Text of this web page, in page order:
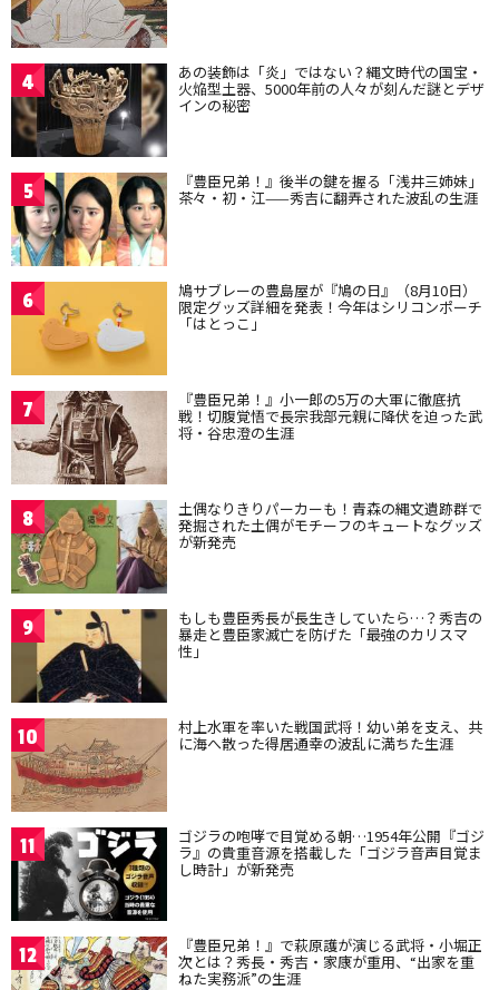
4 あの装飾は「炎」ではない？縄文時代の国宝・
火焔型土器、5000年前の人々が刻んだ謎とデザ
インの秘密
5 『豊臣兄弟！』後半の鍵を握る「浅井三姉妹」
茶々・初・江——秀吉に翻弄された波乱の生涯
6 鳩サブレーの豊島屋が『鳩の日』（8月10日）
限定グッズ詳細を発表！今年はシリコンポーチ
「はとっこ」
7 『豊臣兄弟！』小一郎の5万の大軍に徹底抗
戦！切腹覚悟で長宗我部元親に降伏を迫った武
将・谷忠澄の生涯
8 土偶なりきりパーカーも！青森の縄文遺跡群で
発掘された土偶がモチーフのキュートなグッズ
が新発売
9 もしも豊臣秀長が長生きしていたら…？秀吉の
暴走と豊臣家滅亡を防げた「最強のカリスマ
性」
10 村上水軍を率いた戦国武将！幼い弟を支え、共
に海へ散った得居通幸の波乱に満ちた生涯
11 ゴジラの咆哮で目覚める朝…1954年公開『ゴジ
ラ』の貴重音源を搭載した「ゴジラ音声目覚ま
し時計」が新発売
12 『豊臣兄弟！』で萩原護が演じる武将・小堀正
次とは？秀長・秀吉・家康が重用、“出家を重
ねた実務派”の生涯